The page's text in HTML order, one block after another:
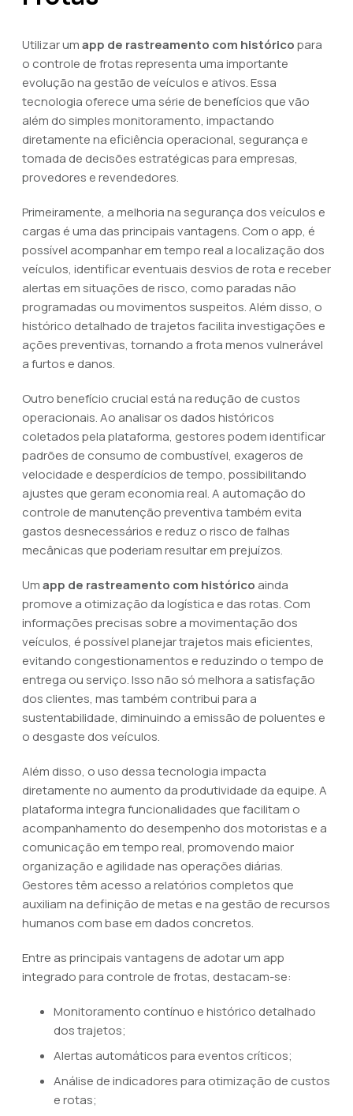
Utilizar umapp de rastreamento com históricopara
o controle de frotas representa uma importante
evolução na gestão de veículos e ativos. Essa
tecnologia oferece uma série de benefícios que vão
além do simples monitoramento, impactando
diretamente na eficiência operacional, segurança e
tomada de decisões estratégicas para empresas,
provedores e revendedores.
Primeiramente, a melhoria na segurança dos veículos e
cargas é uma das principais vantagens. Com o app, é
possível acompanhar em tempo real a localização dos
veículos, identificar eventuais desvios de rota e receber
alertas em situações de risco, como paradas não
programadas ou movimentos suspeitos. Além disso, o
histórico detalhado de trajetos facilita investigações e
ações preventivas, tornando a frota menos vulnerável
a furtos e danos.
Outro benefício crucial está na redução de custos
operacionais. Ao analisar os dados históricos
coletados pela plataforma, gestores podem identificar
padrões de consumo de combustível, exageros de
velocidade e desperdícios de tempo, possibilitando
ajustes que geram economia real. A automação do
controle de manutenção preventiva também evita
gastos desnecessários e reduz o risco de falhas
mecânicas que poderiam resultar em prejuízos.
Umapp de rastreamento com histórico ainda
promove a otimização da logística e das rotas. Com
informações precisas sobre a movimentação dos
veículos, é possível planejar trajetos mais eficientes,
evitando congestionamentos e reduzindo o tempo de
entrega ou serviço. Isso não só melhora a satisfação
dos clientes, mas também contribui para a
sustentabilidade, diminuindo a emissão de poluentes e
o desgaste dos veículos.
Além disso, o uso dessa tecnologia impacta
diretamente no aumento da produtividade da equipe. A
plataforma integra funcionalidades que facilitam o
acompanhamento do desempenho dos motoristas e a
comunicação em tempo real, promovendo maior
organização e agilidade nas operações diárias.
Gestores têm acesso a relatórios completos que
auxiliam na definição de metas e na gestão de recursos
humanos com base em dados concretos.
Entre as principais vantagens de adotar um app
integrado para controle de frotas, destacam-se:
Monitoramento contínuo e histórico detalhado
dos trajetos;
Alertas automáticos para eventos críticos;
Análise de indicadores para otimização de custos
e rotas;